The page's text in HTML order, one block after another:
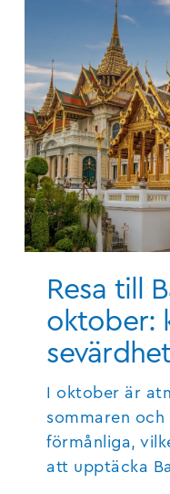
Resa till
oktober:
I oktober är
sommaren
förmånliga,
att upptäcka